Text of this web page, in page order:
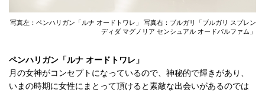
写真左：ペンハリガン「ルナ オードトワレ」 写真右：ブルガリ「ブルガリ スプレン
ディダ マグノリア センシュアル オードパルファム」
ペンハリガン「ルナ オードトワレ」
月の女神がコンセプトになっているので、神秘的で輝きがあり、
いまの時期に女性にまとって頂けると素敵な出会いがあるのでは